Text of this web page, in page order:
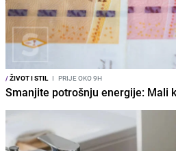
/ŽIVOT I STIL I PRIJE OKO 9H
Smanjite potrošnju energije: Mali